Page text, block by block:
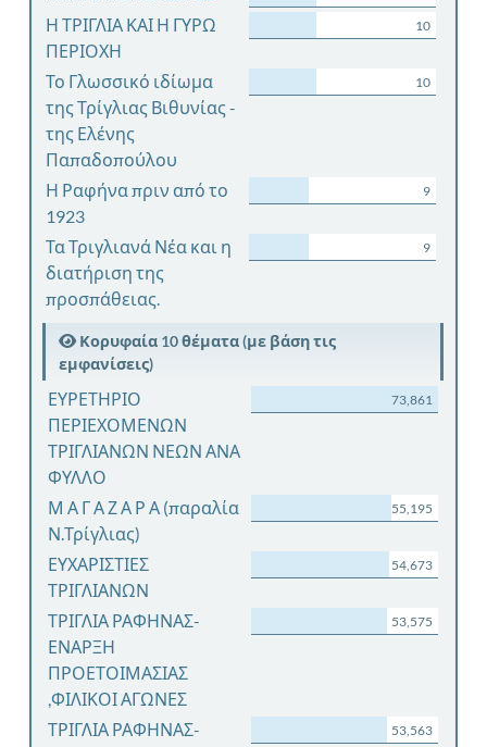
Η ΤΡΙΓΛΙΑ ΚΑΙ Η ΓΥΡΩ
ΠΕΡΙΟΧΗ
10
Το Γλωσσικό ιδίωμα
της Τρίγλιας Βιθυνίας -
της Ελένης
Παπαδοπούλου
10
Η Ραφήνα πριν από το
1923
9
Τα Τριγλιανά Νέα και η
διατήριση της
προσπάθειας.
9
Κορυφαία 10 θέματα (με βάση τις
εμφανίσεις)
ΕΥΡΕΤΗΡΙΟ
ΠΕΡΙΕΧΟΜΕΝΩΝ
ΤΡΙΓΛΙΑΝΩΝ ΝΕΩΝ ΑΝΑ
ΦΥΛΛΟ
73,861
Μ Α Γ Α Ζ Α Ρ Α (παραλία
Ν.Τρίγλιας)
55,195
ΕΥΧΑΡΙΣΤΙΕΣ
ΤΡΙΓΛΙΑΝΩΝ
54,673
ΤΡΙΓΛΙΑ ΡΑΦΗΝΑΣ-
ΕΝΑΡΞΗ
ΠΡΟΕΤΟΙΜΑΣΙΑΣ
,ΦΙΛΙΚΟΙ ΑΓΩΝΕΣ
53,575
ΤΡΙΓΛΙΑ ΡΑΦΗΝΑΣ-
53,563